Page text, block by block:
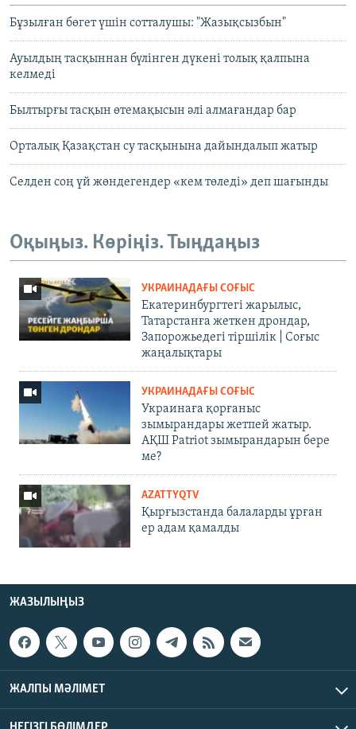
Бұзылған бөгет үшін сотталушы: "Жазықсызбын"
Ауылдың тасқыннан бүлінген дүкені толық қалпына
келмеді
Былтырғы тасқын өтемақысын әлі алмағандар бар
Орталық Қазақстан су тасқынына дайындалып жатыр
Селден соң үй жөндегендер «кем төледі» деп шағынды
Оқыңыз. Көріңіз. Тыңдаңыз
УКРАИНАДАҒЫ СОҒЫС
Екатеринбургтегі жарылыс,
Татарстанға жеткен дрондар,
Запорожьедегі тіршілік | Cоғыс
жаңалықтары
УКРАИНАДАҒЫ СОҒЫС
Украинаға қорғаныс
зымырандары жетпей жатыр.
АҚШ Patriot зымырандарын бере
ме?
AZATTYQTV
Қырғызстанда балаларды ұрған
ер адам қамалды
ЖАЗЫЛЫҢЫЗ
ЖАЛПЫ МӘЛІМЕТ